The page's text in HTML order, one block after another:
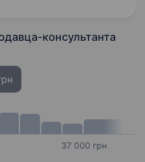
консультанта
37 000 грн